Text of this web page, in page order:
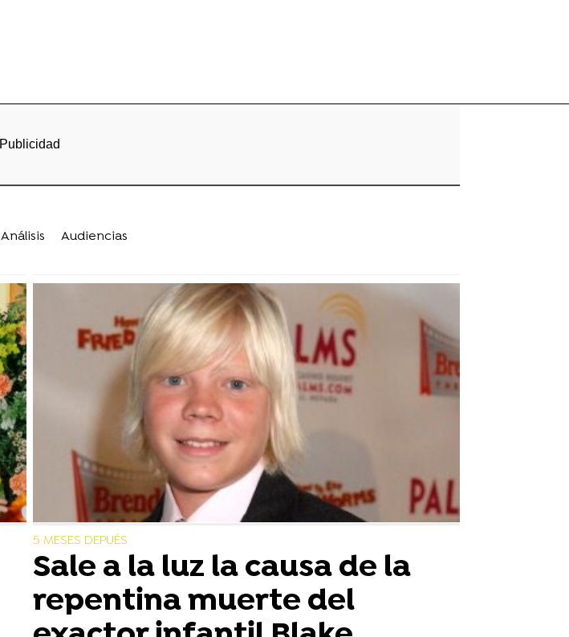
Análisis Audiencias
5 MESES DEPUÉS
Sale a la luz la causa de la
repentina muerte del